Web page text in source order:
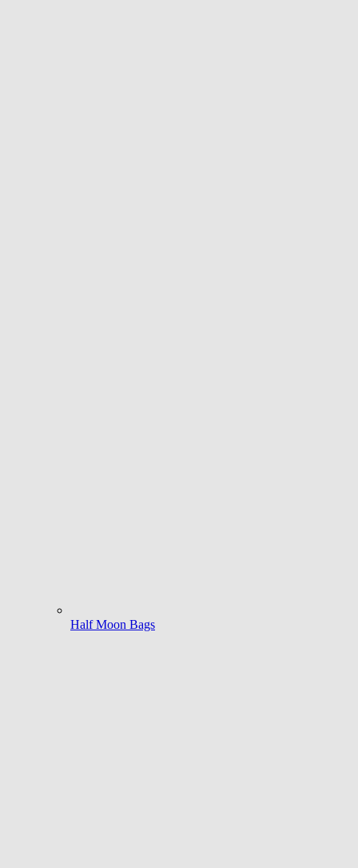
Half Moon Bags